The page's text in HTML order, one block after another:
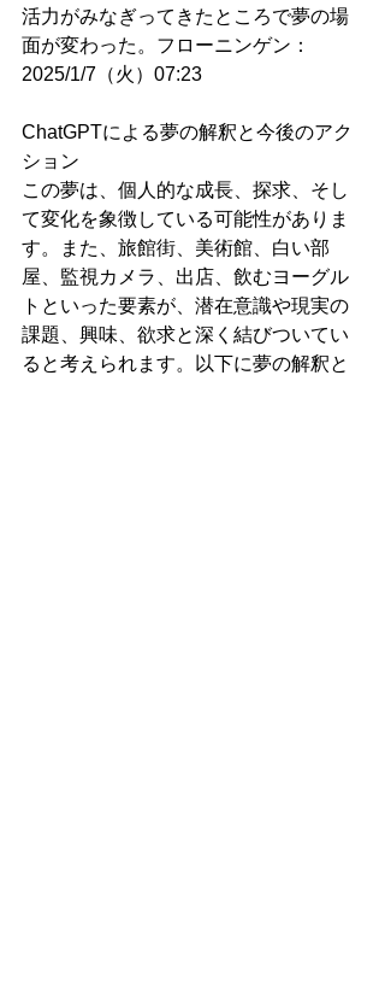
活力がみなぎってきたところで夢の場
面が変わった。フローニンゲン：
2025/1/7（火）07:23
ChatGPTによる夢の解釈と今後のアク
ション
この夢は、個人的な成長、探求、そし
て変化を象徴している可能性がありま
す。また、旅館街、美術館、白い部
屋、監視カメラ、出店、飲むヨーグル
トといった要素が、潜在意識や現実の
課題、興味、欲求と深く結びついてい
ると考えられます。以下に夢の解釈と